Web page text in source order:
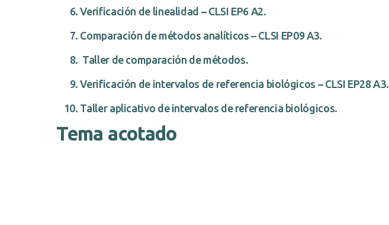
Verificación de linealidad – CLSI EP6 A2.
Comparación de métodos analíticos – CLSI EP09 A3.
Taller de comparación de métodos.
Verificación de intervalos de referencia biológicos – CLSI EP28 A3.
Taller aplicativo de intervalos de referencia biológicos.
Tema acotado